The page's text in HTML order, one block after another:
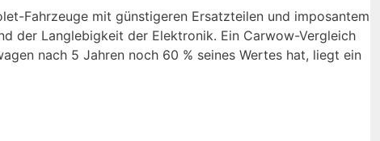
Fahrzeuge mit günstigeren Ersatzteilen und imposantem
der Langlebigkeit der Elektronik. Ein Carwow-Vergleich
nach 5 Jahren noch 60 % seines Wertes hat, liegt ein